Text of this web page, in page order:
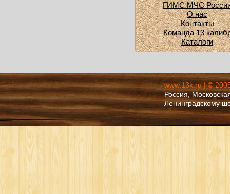
ГИМС МЧС
О нас
Контакты
Команда 13
Каталоги
www.13k.ru | ©
Россия,
Ленинградскому